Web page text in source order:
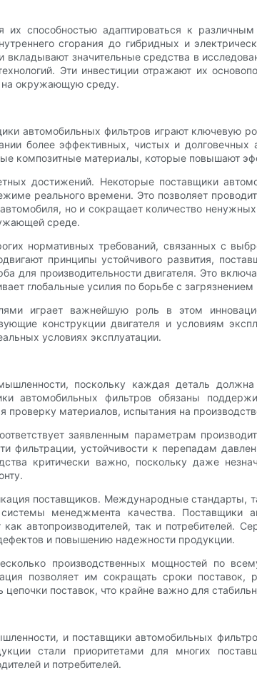
их способностью адаптироваться к
сгорания до гибридных и
значительные средства в
Эти инвестиции отражают их
на окружающую среду.
автомобильных фильтров играют ключевую
более эффективных, чистых и долговечных
композитные материалы, которые повышают
достижений. Некоторые поставщики
реального времени. Это позволяет
но и сокращает количество
среде.
нормативных требований, связанных с
принципы устойчивого развития,
для производительности двигателя. Это
глобальные усилия по борьбе с
играет важнейшую роль в этом
конструкции двигателя и условиям
условиях эксплуатации.
поскольку каждая деталь
автомобильных фильтров обязаны
материалов, испытания на
заявленным параметрам
фильтрации, устойчивости к перепадам
критически важно, поскольку даже
поставщиков. Международные стандарты,
менеджмента качества. Поставщики
автопроизводителей, так и потребителей.
и повышению надежности продукции.
производственных мощностей по
позволяет им сокращать сроки поставок,
поставок, что крайне важно для
и поставщики автомобильных
стали приоритетами для многих
и потребителей.